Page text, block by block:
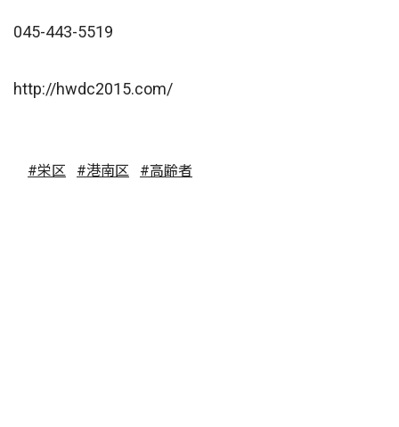
045-443-5519
http://hwdc2015.com/
#栄区 #港南区 #高齢者